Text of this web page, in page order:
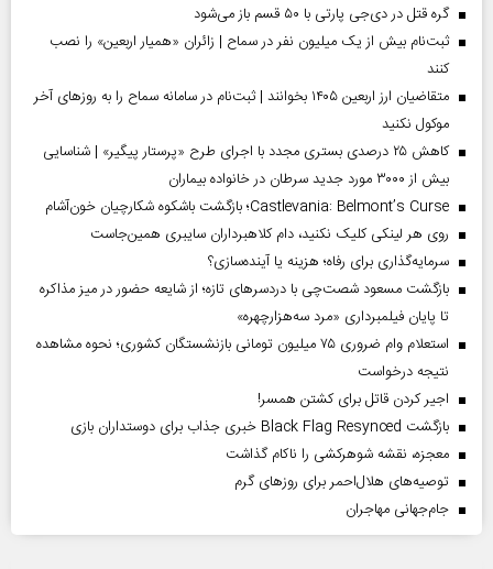
گره قتل در دی‌جی پارتی با ۵۰ قسم باز می‌شود
ثبت‌نام بیش از یک میلیون نفر در سماح | زائران «همیار اربعین» را نصب
کنند
متقاضیان ارز اربعین ۱۴۰۵ بخوانند | ثبت‌نام در سامانه سماح را به روز‌های آخر
موکول نکنید
کاهش ۲۵ درصدی بستری مجدد با اجرای طرح «پرستار پیگیر» | شناسایی
بیش از ۳۰۰۰ مورد جدید سرطان در خانواده بیماران
Castlevania: Belmont’s Curse؛ بازگشت باشکوه شکارچیان خون‌آشام
روی هر لینکی کلیک نکنید، دام کلاهبرداران سایبری همین‌جاست
سرمایه‌گذاری برای رفاه؛ هزینه یا آینده‌سازی؟
بازگشت مسعود شصت‌چی با دردسر‌های تازه؛ از شایعه حضور در میز مذاکره
تا پایان فیلمبرداری «مرد سه‌هزارچهره»
استعلام وام ضروری ۷۵ میلیون تومانی بازنشستگان کشوری؛ نحوه مشاهده
نتیجه درخواست
اجیر کردن قاتل برای کشتن همسر!
بازگشت Black Flag Resynced خبری جذاب برای دوستداران بازی
معجزه، نقشه شوهرکشی را ناکام گذاشت
توصیه‌های هلال‌احمر برای روز‌های گرم
جام‌جهانی مهاجران